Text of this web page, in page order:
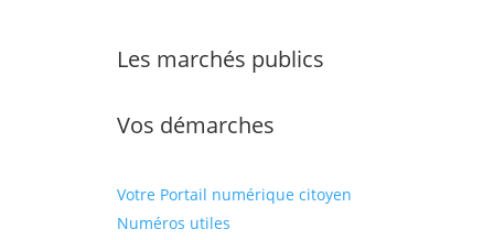
Les marchés publics
Vos démarches
Votre Portail numérique citoyen
Numéros utiles